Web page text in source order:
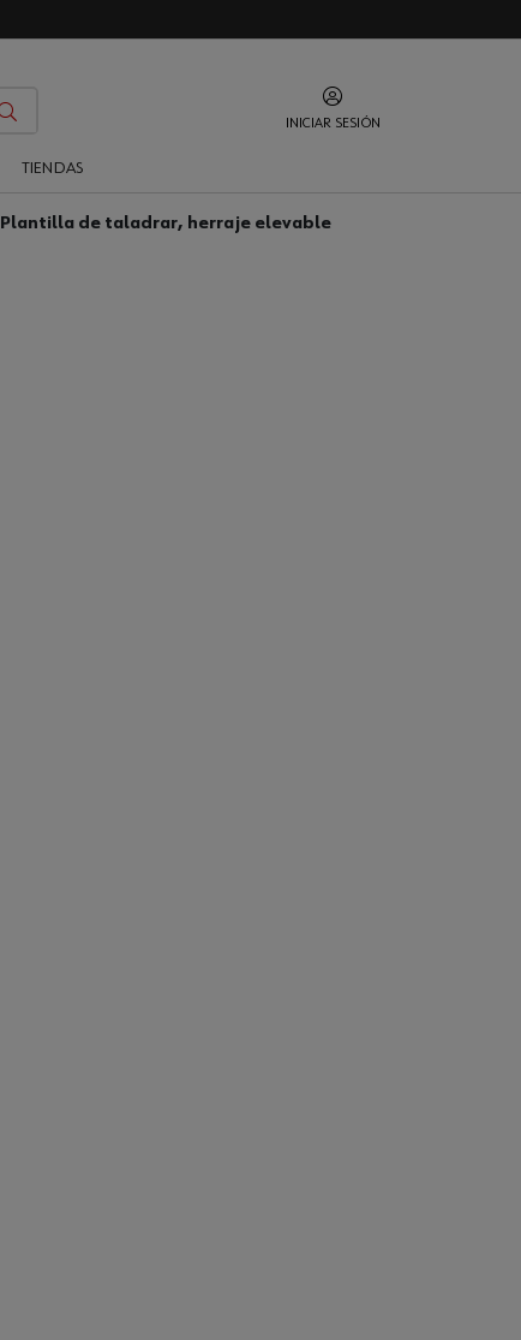
INICIAR SESIÓN
TIENDAS
Plantilla de taladrar, herraje elevable